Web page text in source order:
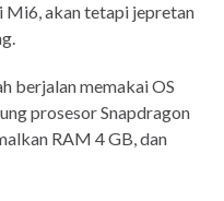
Mi6, akan tetapi jepretan
berjalan memakai OS
prosesor Snapdragon
RAM 4 GB, dan